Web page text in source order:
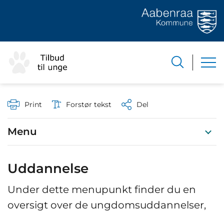
Print Forstør tekst Del
Menu
Uddannelse
Under dette menupunkt finder du en
oversigt over de ungdomsuddannelser,